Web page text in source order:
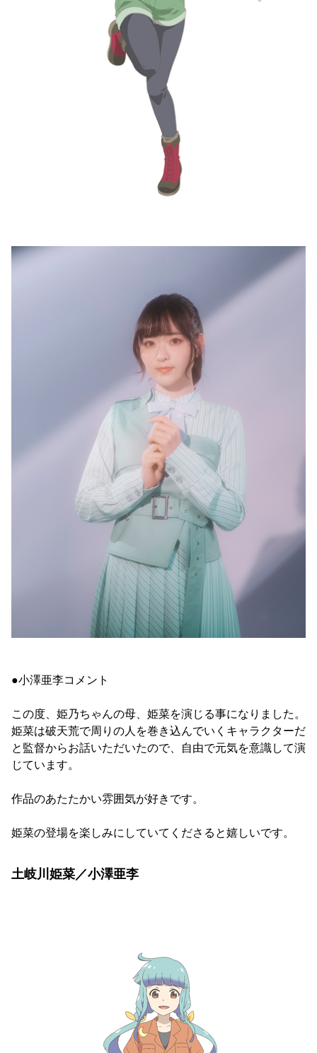
●小澤亜李コメント
この度、姫乃ちゃんの母、姫菜を演じる事になりました。
姫菜は破天荒で周りの人を巻き込んでいくキャラクターだ
と監督からお話いただいたので、自由で元気を意識して演
じています。
作品のあたたかい雰囲気が好きです。
姫菜の登場を楽しみにしていてくださると嬉しいです。
土岐川姫菜／小澤亜李